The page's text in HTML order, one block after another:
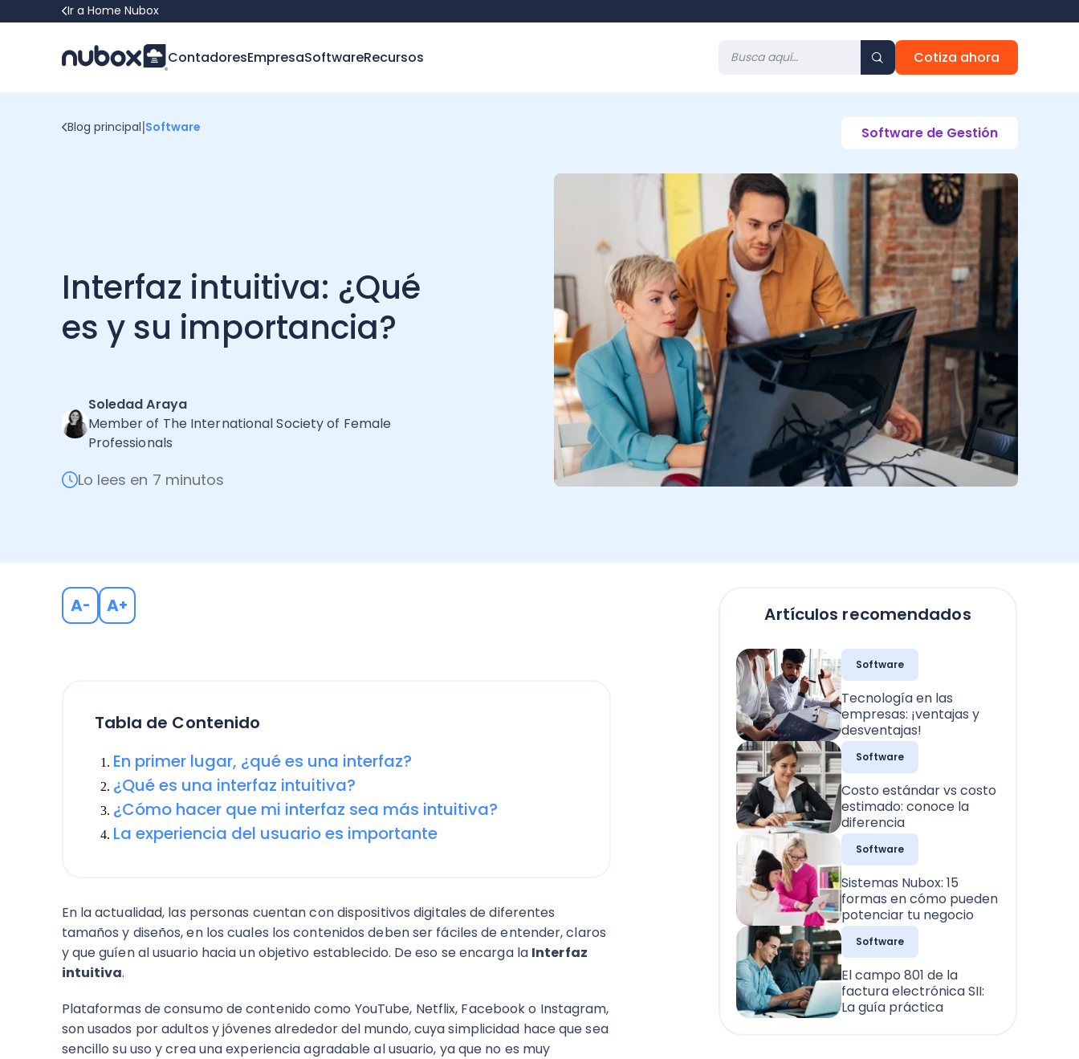
Ir a Home Nubox
ContadoresEmpresaSoftwareRecursos Cotiza ahora
Blog principal|Software
Interfaz intuitiva: ¿Qué
es y su importancia?
Soledad Araya
Member of The International Society of Female
Professionals
Lo lees en 7 minutos
Software de Gestión
A- A+
Tabla de Contenido
En primer lugar, ¿qué es una interfaz?
¿Qué es una interfaz intuitiva?
¿Cómo hacer que mi interfaz sea más intuitiva?
La experiencia del usuario es importante
En la actualidad, las personas cuentan con dispositivos digitales de diferentes
tamaños y diseños, en los cuales los contenidos deben ser fáciles de entender, claros
y que guíen al usuario hacia un objetivo establecido. De eso se encarga la Interfaz
intuitiva.
Plataformas de consumo de contenido como YouTube, Netflix, Facebook o Instagram,
son usados por adultos y jóvenes alrededor del mundo, cuya simplicidad hace que sea
sencillo su uso y crea una experiencia agradable al usuario, ya que no es muy
Artículos recomendados
Software
Tecnología en las
empresas: ¡ventajas y
desventajas!
Software
Costo estándar vs costo
estimado: conoce la
diferencia
Software
Sistemas Nubox: 15
formas en cómo pueden
potenciar tu negocio
Software
El campo 801 de la
factura electrónica SII:
La guía práctica